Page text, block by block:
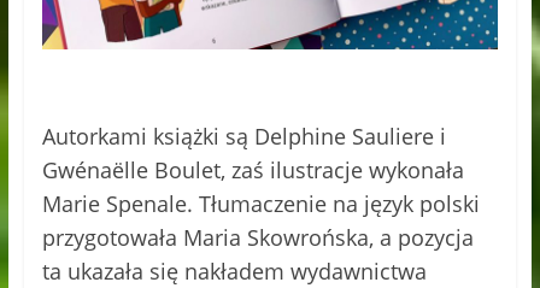
Autorkami książki są Delphine Sauliere i
Gwénaëlle Boulet, zaś ilustracje wykonała
Marie Spenale. Tłumaczenie na język polski
przygotowała Maria Skowrońska, a pozycja
ta ukazała się nakładem wydawnictwa